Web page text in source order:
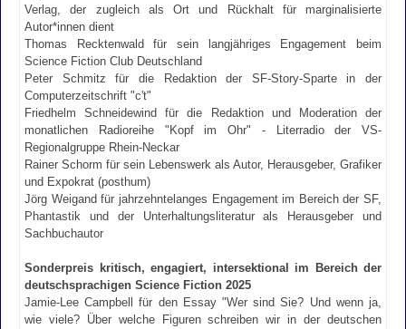
Verlag, der zugleich als Ort und Rückhalt für marginalisierte
Autor*innen dient
Thomas Recktenwald für sein langjähriges Engagement beim
Science Fiction Club Deutschland
Peter Schmitz für die Redaktion der SF-Story-Sparte in der
Computerzeitschrift "c't"
Friedhelm Schneidewind für die Redaktion und Moderation der
monatlichen Radioreihe "Kopf im Ohr" - Literradio der VS-
Regionalgruppe Rhein-Neckar
Rainer Schorm für sein Lebenswerk als Autor, Herausgeber, Grafiker
und Expokrat (posthum)
Jörg Weigand für jahrzehntelanges Engagement im Bereich der SF,
Phantastik und der Unterhaltungsliteratur als Herausgeber und
Sachbuchautor
Sonderpreis kritisch, engagiert, intersektional im Bereich der
deutschsprachigen Science Fiction 2025
Jamie-Lee Campbell für den Essay "Wer sind Sie? Und wenn ja,
wie viele? Über welche Figuren schreiben wir in der deutschen